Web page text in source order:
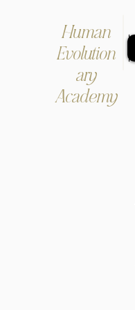
Human
Evolution
ary
Academy